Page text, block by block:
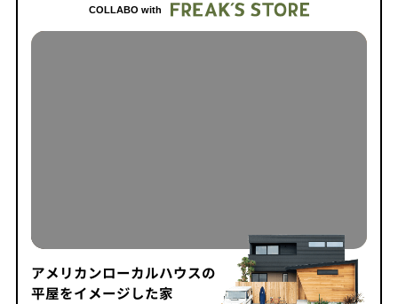
COLLABO with
アメリカンローカルハウスの
平屋をイメージした家